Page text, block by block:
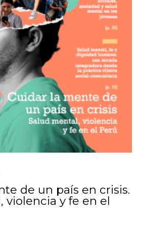
de un país en crisis.
violencia y fe en el